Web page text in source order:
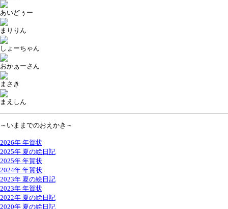
あいどぅー
まりりん
しょーちゃん
おかぁーさん
まさき
まえしん
～いままでのおえかき～
2026年 年賀状
2025年 夏の絵日記
2025年 年賀状
2024年 年賀状
2023年 夏の絵日記
2023年 年賀状
2022年 夏の絵日記
2020年 夏の絵日記